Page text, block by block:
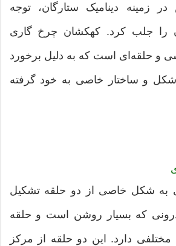
زمینه دینامیک ستارگان، توجه
را جلب کرد. کهکشان چرخ گاری
و حلقه‌ای است که به دلیل برخورد
شکل و ساختار خاصی به خود گرفته
به شکل خاصی از دو حلقه تشکیل
که بسیار روشن است و حلقه
دارد. این دو حلقه از مرکز